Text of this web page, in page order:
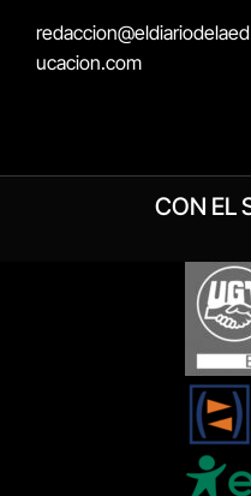
redaccion@eldiariodelaed
ucacion.com
CON EL